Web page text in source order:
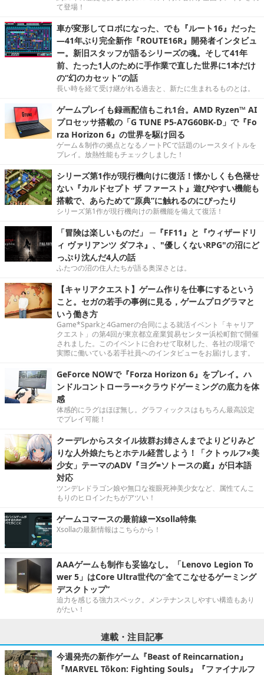
て登場！
車が変形してロボになった、でも『ルート16』だった
―41年ぶり完全新作『ROUTE16R』開発者インタビュ
ー。新旧スタッフが語るシリーズの魂。そして41年
前、たった1人のために手作業で直した世界に1本だけ
の“幻のカセット”の話
長い時を経て受け継がれる過去と、新たに生まれるものとは。
ゲームプレイも録画配信もこれ1台。AMD Ryzen™ AI
プロセッサ搭載の「G TUNE P5-A7G60BK-D」で『Fo
rza Horizon 6』の世界を駆け回る
ゲーム＆制作の拠点となるノートPCで話題のレースタイトルを
プレイ。放熱性能もチェックしました！
シリーズ第1作が現行機向けに復活！懐かしくも色褪せ
ない『カルドセプト ザ ファースト』遊びやすい機能も
搭載で、あらためて“原典”に触れるのにぴったり
シリーズ第1作が現行機向けの新機能を備えて復活！
「冒険は楽しいものだ」 ─『FF11』と『ウィザードリ
ィ ヴァリアンツ ダフネ』、"優しくないRPG"の沼にど
っぷり沈んだ4人の話
ふたつの沼の住人たちが語る奥深さとは。
【キャリアクエスト】ゲーム作りを仕事にするという
こと。セガの若手の事例に見る，ゲームプログラマと
いう働き方
Game*Sparkと4Gamerの合同による就活イベント「キャリア
クエスト」の第4回が東京都立産業貿易センター浜松町館で開催
されました。このイベントに合わせて取材した、各社の現場で
実際に働いている若手社員へのインタビューをお届けします。
GeForce NOWで『Forza Horizon 6』をプレイ。ハ
ンドルコントローラー×クラウドゲーミングの底力を体
感
体感的にラグはほぼ無し。グラフィックスはもちろん最高設定
でプレイ可能！
クーデレからスタイル抜群お姉さんまでよりどりみど
りな人外娘たちとホテル経営しよう！「クトゥルフ×美
少女」テーマのADV『ヨグ=ソトースの庭』が日本語
対応
ツンデレドラゴン娘や無口な複眼死神美少女など、属性てんこ
もりのヒロインたちがアツい！
ゲームコマースの最前線ーXsolla特集
Xsollaの最新情報はこちらから！
AAAゲームも制作も妥協なし。「Lenovo Legion To
wer 5」はCore Ultra世代の“全てこなせるゲーミング
デスクトップ”
迫力を感じる強力スペック。メンテナンスしやすい構造もあり
がたい！
連載・注目記事
今週発売の新作ゲーム『Beast of Reincarnation』
『MARVEL Tōkon: Fighting Souls』『ファイナルフ